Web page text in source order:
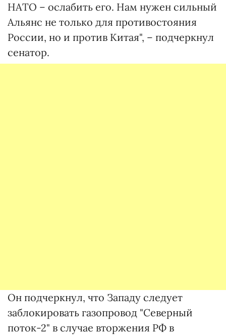
НАТО – ослабить его. Нам нужен сильный
Альянс не только для противостояния
России, но и против Китая", – подчеркнул
сенатор.
Он подчеркнул, что Западу следует
заблокировать газопровод "Северный
поток-2" в случае вторжения РФ в